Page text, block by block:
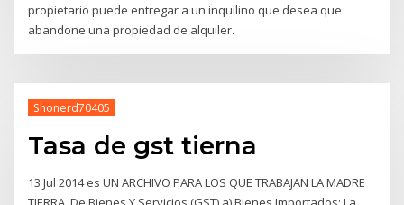
propietario puede entregar a un inquilino que desea que
abandone una propiedad de alquiler.
Shonerd70405
Tasa de gst tierna
13 Jul 2014 es UN ARCHIVO PARA LOS QUE TRABAJAN LA MADRE